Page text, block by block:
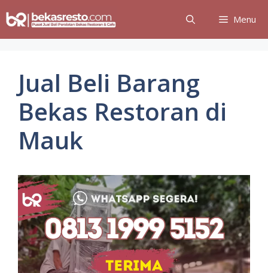
to
content
Menu
Jual Beli Barang
Bekas Restoran di
Mauk